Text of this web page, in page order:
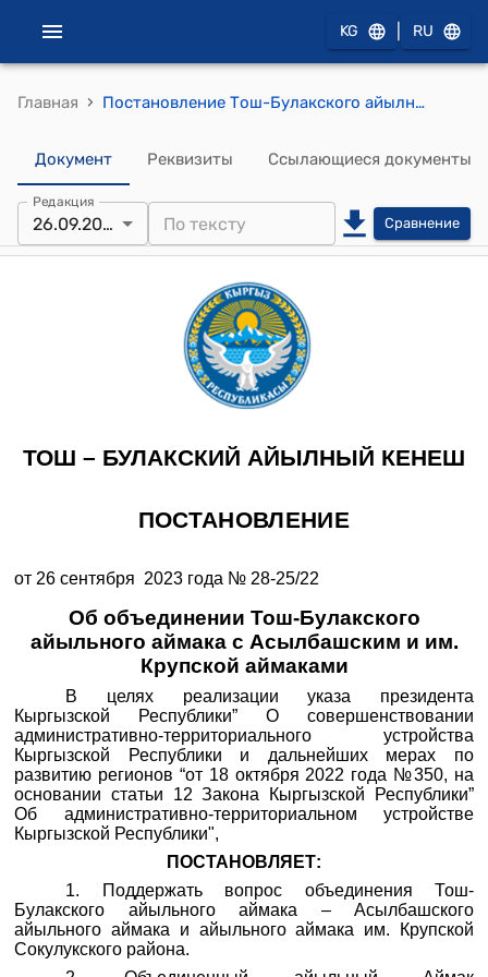
KG RU
Главная › Постановление Тош-Булакского айылного кенеша от 26 сентября 2023 года № 28-25/22 "Об объединении Тош-Булакского айыльного аймака с Асылбашским и им. Крупской аймаками"
Документ Реквизиты Ссылающиеся документы
Редакция
26.09.2023 Сравнение